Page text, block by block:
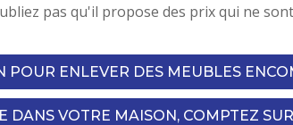
pas qu'il propose des prix qui ne
POUR ENLEVER DES MEUBLES
DANS VOTRE MAISON, COMPTEZ